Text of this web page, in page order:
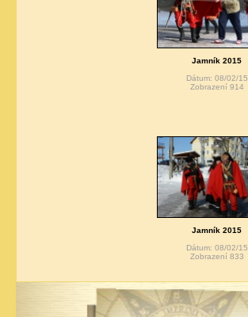
Jamník 2015
Dátum: 08/02/15
Zobrazení 914
Jamník 2015
Dátum: 08/02/15
Zobrazení 833